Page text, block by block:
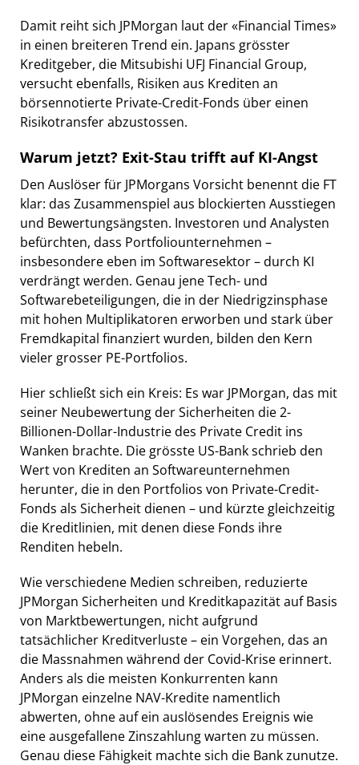
Damit reiht sich JPMorgan laut der «Financial Times»
in einen breiteren Trend ein. Japans grösster
Kreditgeber, die Mitsubishi UFJ Financial Group,
versucht ebenfalls, Risiken aus Krediten an
börsennotierte Private-Credit-Fonds über einen
Risikotransfer abzustossen.
Warum jetzt? Exit-Stau trifft auf KI-Angst
Den Auslöser für JPMorgans Vorsicht benennt die FT
klar: das Zusammenspiel aus blockierten Ausstiegen
und Bewertungsängsten. Investoren und Analysten
befürchten, dass Portfoliounternehmen –
insbesondere eben im Softwaresektor – durch KI
verdrängt werden. Genau jene Tech- und
Softwarebeteiligungen, die in der Niedrigzinsphase
mit hohen Multiplikatoren erworben und stark über
Fremdkapital finanziert wurden, bilden den Kern
vieler grosser PE-Portfolios.
Hier schließt sich ein Kreis: Es war JPMorgan, das mit
seiner Neubewertung der Sicherheiten die 2-
Billionen-Dollar-Industrie des Private Credit ins
Wanken brachte. Die grösste US-Bank schrieb den
Wert von Krediten an Softwareunternehmen
herunter, die in den Portfolios von Private-Credit-
Fonds als Sicherheit dienen – und kürzte gleichzeitig
die Kreditlinien, mit denen diese Fonds ihre
Renditen hebeln.
Wie verschiedene Medien schreiben, reduzierte
JPMorgan Sicherheiten und Kreditkapazität auf Basis
von Marktbewertungen, nicht aufgrund
tatsächlicher Kreditverluste – ein Vorgehen, das an
die Massnahmen während der Covid-Krise erinnert.
Anders als die meisten Konkurrenten kann
JPMorgan einzelne NAV-Kredite namentlich
abwerten, ohne auf ein auslösendes Ereignis wie
eine ausgefallene Zinszahlung warten zu müssen.
Genau diese Fähigkeit machte sich die Bank zunutze.